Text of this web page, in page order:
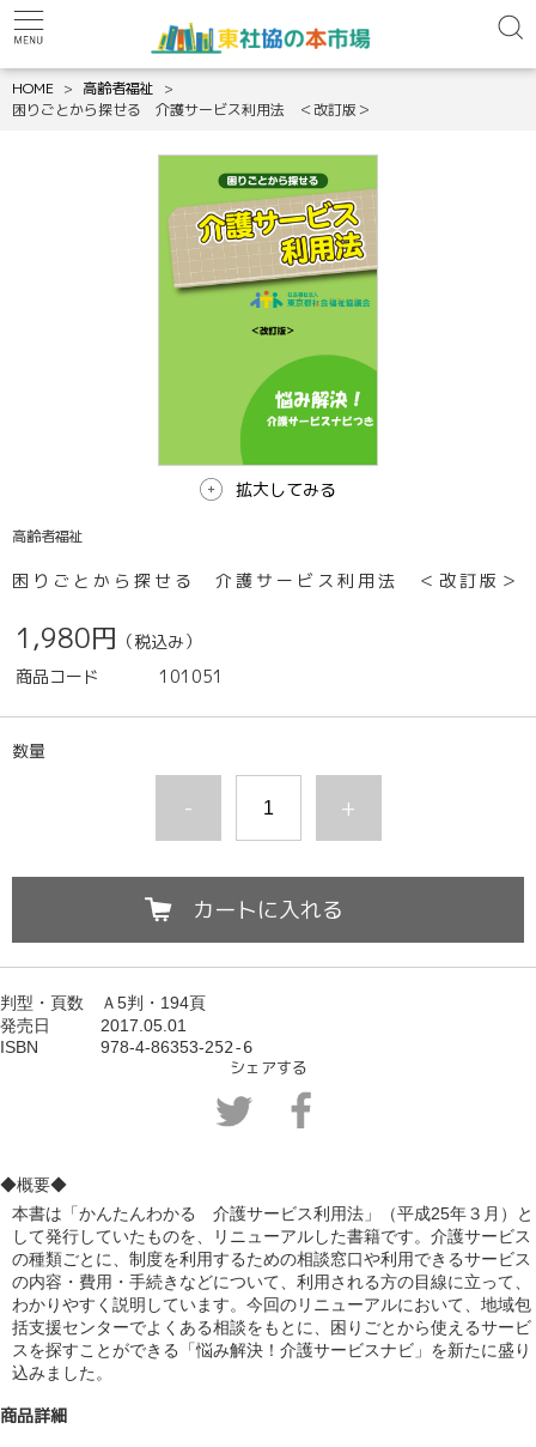
HOME
高齢者福祉
困りごとから探せる 介護サービス利用法 ＜改訂版＞
拡大してみる
高齢者福祉
困りごとから探せる 介護サービス利用法 ＜改訂版＞
1,980円 （税込み）
商品コード
101051
数量
- +
カートに入れる
判型・頁数
Ａ5判・194頁
発売日 2017.05.01
ISBN 978-4-86353-252-6
シェアする
◆概要◆
本書は「かんたんわかる　介護サービス利用法」（平成25年３月）と
して発行していたものを、リニューアルした書籍です。介護サービス
の種類ごとに、制度を利用するための相談窓口や利用できるサービス
の内容・費用・手続きなどについて、利用される方の目線に立って、
わかりやすく説明しています。今回のリニューアルにおいて、地域包
括支援センターでよくある相談をもとに、困りごとから使えるサービ
スを探すことができる「悩み解決！介護サービスナビ」を新たに盛り
込みました。
商品詳細